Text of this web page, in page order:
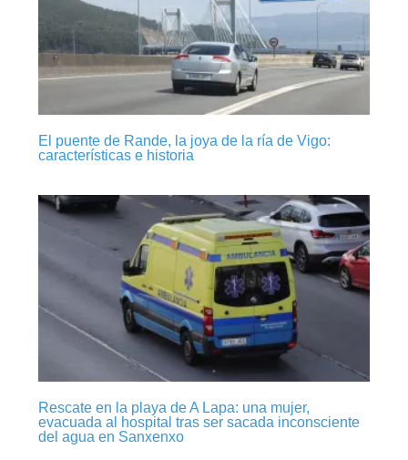
El puente de Rande, la joya de la ría de Vigo:
características e historia
Rescate en la playa de A Lapa: una mujer,
evacuada al hospital tras ser sacada inconsciente
del agua en Sanxenxo